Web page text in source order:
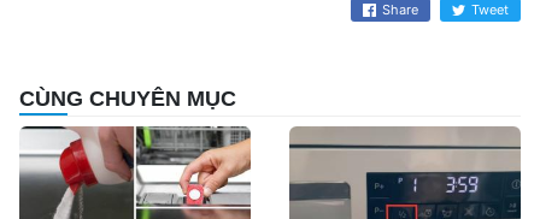
Share Tweet
CÙNG CHUYÊN MỤC